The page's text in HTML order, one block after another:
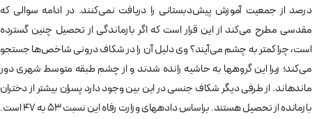
درصد از جمعیت آموزش پیش‌­دبستانی را دریافت نمی‌­کنند. در ادامه سوالی که
مقدسی مطرح می‌­کند از این قرار است که اگر بازماندگی از تحصیل چنین گسترده
است، چرا کمتر به چشم می­‌آیند؟ وی دلیل آن را در شکاف درونی شاخص­‌ها جستجو
می‌­کند؛ زیرا این گروه‎­ها به حاشیه رانده شدند و از چشم طبقه متوسط شهری دور
مانده‎­اند. از طرفی دیگر شکاف جنسی در این بین وجود دارد پسران بیشتر از دختران
بازمانده از تحصیل هستند. براساس داده‎­های وزارت رفاه این نسبت 53 به 47 است.